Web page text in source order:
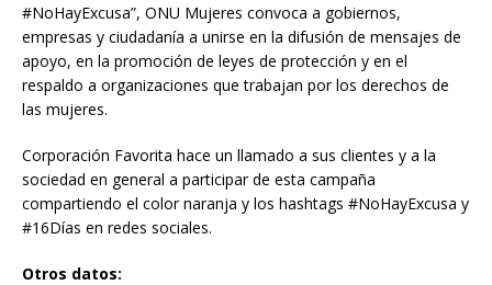
#NoHayExcusa”, ONU Mujeres convoca a gobiernos,
empresas y ciudadanía a unirse en la difusión de mensajes de
apoyo, en la promoción de leyes de protección y en el
respaldo a organizaciones que trabajan por los derechos de
las mujeres.
Corporación Favorita hace un llamado a sus clientes y a la
sociedad en general a participar de esta campaña
compartiendo el color naranja y los hashtags #NoHayExcusa y
#16Días en redes sociales.
Otros datos: